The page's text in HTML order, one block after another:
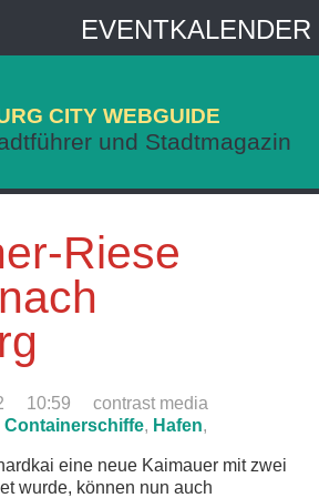
CITY WEBGUIDE
und Stadtmagazin
Riese
10:59
contrast media
Containerschiffe, Hafen,
eine neue Kaimauer mit zwei
wurde, können nun auch
EVENTKALENDER